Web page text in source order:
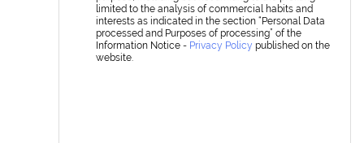
limited to the analysis of commercial habits and
interests as indicated in the section “Personal Data
processed and Purposes of processing” of the
Information Notice - Privacy Policy published on the
website.